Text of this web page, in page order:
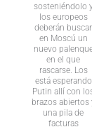
sosteniéndolo
los europeos
deberán buscar
en Moscú un
nuevo
en el que
rascarse. Los
está esperando
Putin allí con
brazos abiertos
una pila de
facturas